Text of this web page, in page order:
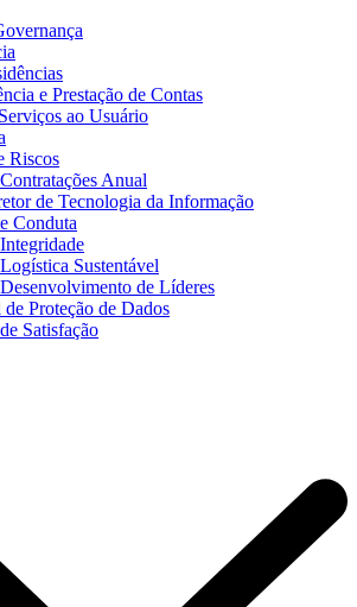
e Prestação de Contas
ao Usuário
Riscos
Anual
de Tecnologia da Informação
Conduta
Sustentável
de Líderes
Proteção de Dados
Satisfação